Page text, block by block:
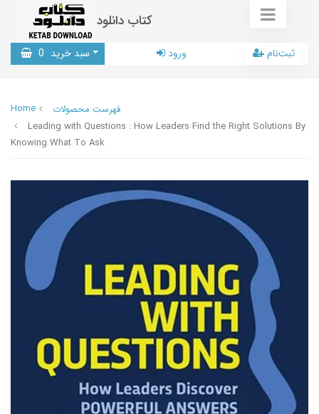
کتاب دانلود
سبد خرید 0 ورود ثبت‌نام
Home
فهرست محصولات
Leading with Questions : How Leaders Find the Right Solutions By
Knowing What To Ask